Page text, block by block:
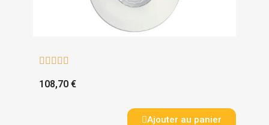
    
108,70 €
Ajouter au panier